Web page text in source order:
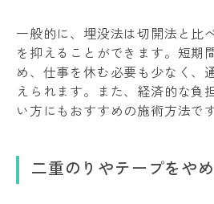
一般的に、埋没法は切開法と比
を抑えることができます。短期
め、仕事を休む必要も少なく、
えられます。また、経済的な負
い方にもおすすめの施術方法です
二重のりやテープをや